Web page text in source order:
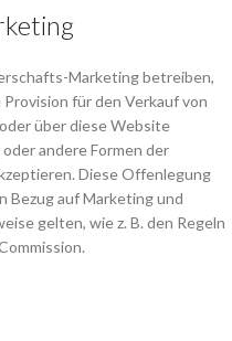
Marketing betreiben,
für den Verkauf von
über diese Website
andere Formen der
Diese Offenlegung
Bezug auf Marketing und
gelten, wie z. B. den Regeln